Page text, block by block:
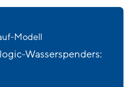
Modell
Wasserspenders: